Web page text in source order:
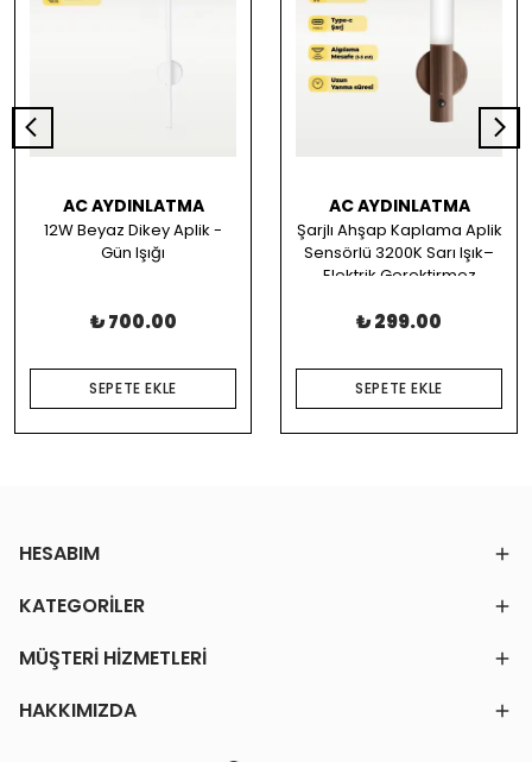
AC AYDINLATMA
12W Beyaz Dikey Aplik -
Gün Işığı
₺ 700.00
SEPETE EKLE
AC AYDINLATMA
Şarjlı Ahşap Kaplama Aplik
Sensörlü 3200K Sarı Işık–
Elektrik Gerektirmez
₺ 299.00
SEPETE EKLE
HESABIM
KATEGORİLER
MÜŞTERİ HİZMETLERİ
HAKKIMIZDA